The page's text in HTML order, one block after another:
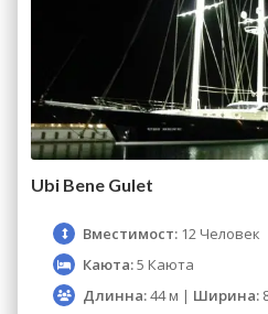
Ubi Bene Gulet
Вместимост: 12 Человек
Каюта:5 Каюта
Длинна:44 м | Ширина: